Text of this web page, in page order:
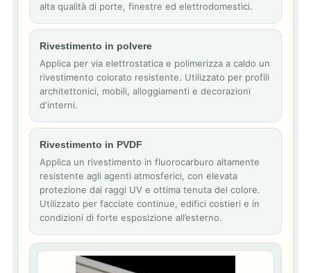
alta qualità di porte, finestre ed elettrodomestici.
Rivestimento in polvere
Applica per via elettrostatica e polimerizza a caldo un
rivestimento colorato resistente. Utilizzato per profili
architettonici, mobili, alloggiamenti e decorazioni
d'interni.
Rivestimento in PVDF
Applica un rivestimento in fluorocarburo altamente
resistente agli agenti atmosferici, con elevata
protezione dai raggi UV e ottima tenuta del colore.
Utilizzato per facciate continue, edifici costieri e in
condizioni di forte esposizione all’esterno.